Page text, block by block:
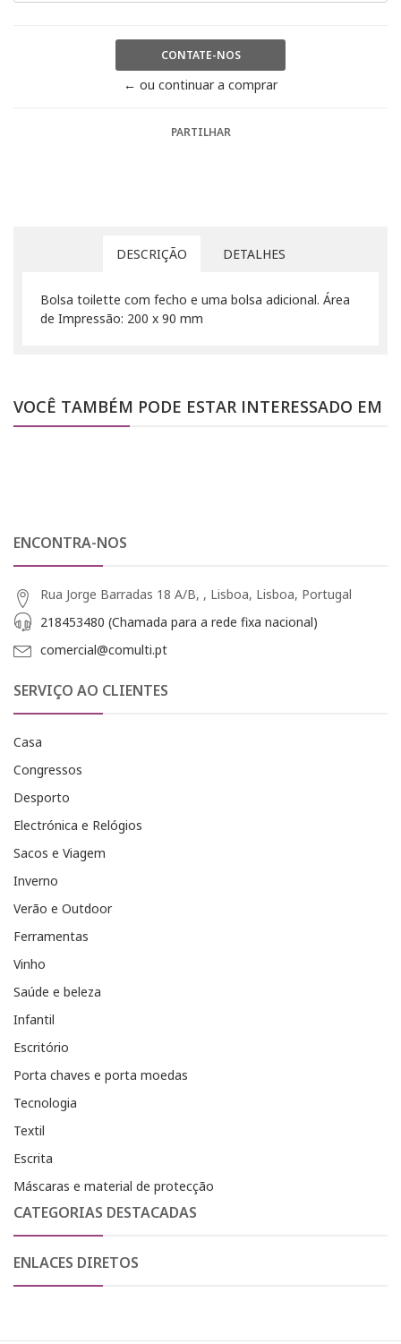
CONTATE-NOS
← ou continuar a comprar
PARTILHAR
DESCRIÇÃO DETALHES
Bolsa toilette com fecho e uma bolsa adicional. Área
de Impressão: 200 x 90 mm
VOCÊ TAMBÉM PODE ESTAR INTERESSADO EM
ENCONTRA-NOS
Rua Jorge Barradas 18 A/B, , Lisboa, Lisboa, Portugal
218453480 (Chamada para a rede fixa nacional)
comercial@comulti.pt
SERVIÇO AO CLIENTES
Casa
Congressos
Desporto
Electrónica e Relógios
Sacos e Viagem
Inverno
Verão e Outdoor
Ferramentas
Vinho
Saúde e beleza
Infantil
Escritório
Porta chaves e porta moedas
Tecnologia
Textil
Escrita
Máscaras e material de protecção
CATEGORIAS DESTACADAS
ENLACES DIRETOS